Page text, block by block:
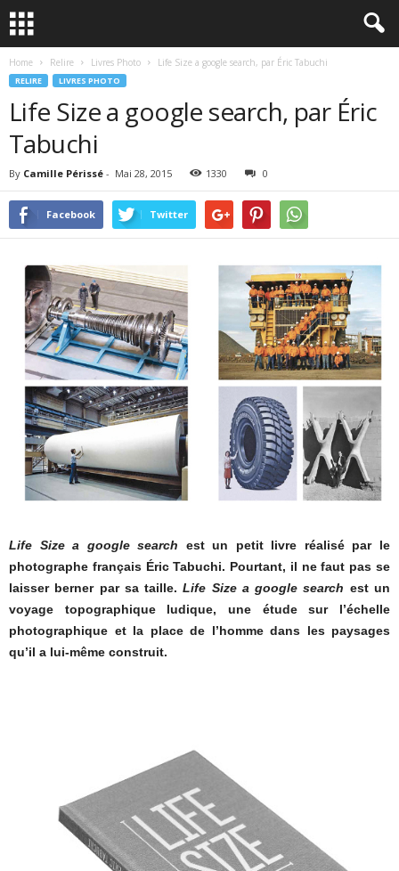
Home Relire Livres Photo Life Size a google search, par Éric Tabuchi
RELIRE LIVRES PHOTO
Life Size a google search, par Éric
Tabuchi
By Camille Périssé - Mai 28, 2015 1330 0
Facebook Twitter
Life Size a google search est un petit livre réalisé par le
photographe français Éric Tabuchi. Pourtant, il ne faut pas se
laisser berner par sa taille.Life Size a google search est un
voyage topographique ludique, une étude sur l’échelle
photographique et la place de l’homme dans les paysages
qu’il a lui-même construit.